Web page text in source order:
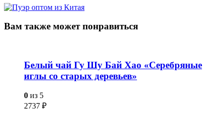
Вам также может понравиться
Белый чай Гу Шу Бай Хао «Серебряные
иглы со старых деревьев»
0 из 5
2737 ₽